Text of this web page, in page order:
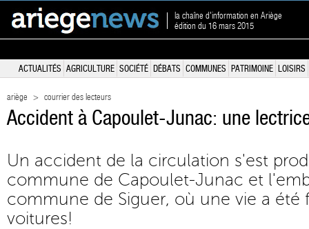
la chaîne d'information en Ariège
édition du 16 mars 2015
ACTUALITÉS AGRICULTURE SOCIÉTÉ DÉBATS COMMUNES PATRIMOINE LOISIRS
ariège > courrier des lecteurs
Accident à Capoulet-Junac: une
Un accident de la circulation s'est
commune de Capoulet-Junac et
commune de Siguer, où une vie a été
voitures!